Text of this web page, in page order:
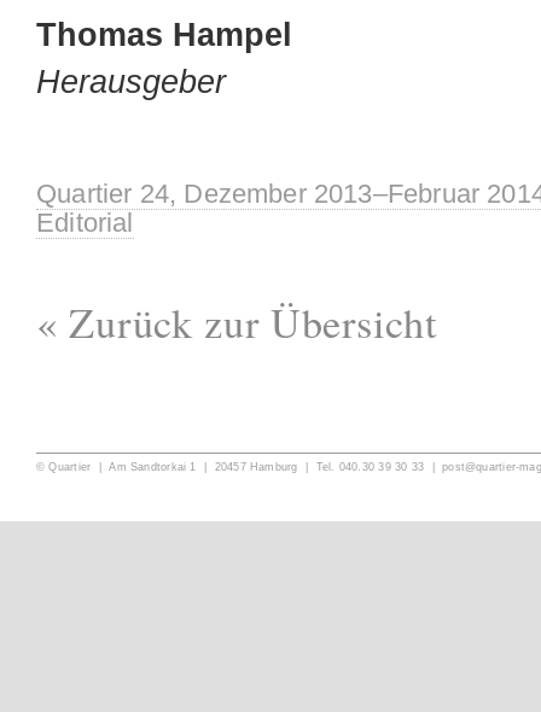
Thomas Hampel
Herausgeber
Quartier 24, Dezember 2013–Februar
Editorial
« Zurück zur Übersicht
© Quartier | Am Sandtorkai 1 | 20457 Hamburg | Tel. 040.30 39 30 33 |post@quartier-